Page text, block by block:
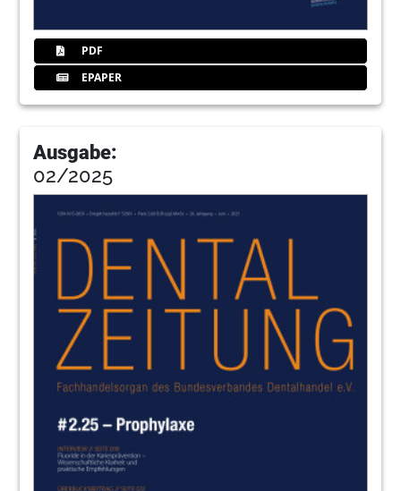
PDF
EPAPER
Ausgabe:
02/2025